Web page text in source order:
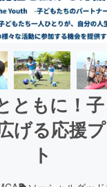
ともに！
げる応援
ト